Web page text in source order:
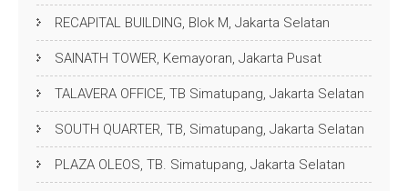
RECAPITAL BUILDING, Blok M, Jakarta Selatan
SAINATH TOWER, Kemayoran, Jakarta Pusat
TALAVERA OFFICE, TB Simatupang, Jakarta Selatan
SOUTH QUARTER, TB, Simatupang, Jakarta Selatan
PLAZA OLEOS, TB. Simatupang, Jakarta Selatan